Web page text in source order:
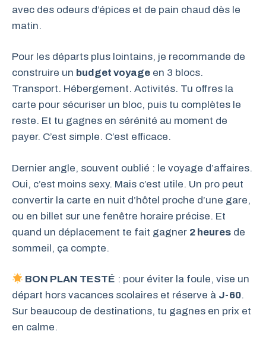
avec des odeurs d’épices et de pain chaud dès le
matin.
Pour les départs plus lointains, je recommande de
construire un budget voyage en 3 blocs.
Transport. Hébergement. Activités. Tu offres la
carte pour sécuriser un bloc, puis tu complètes le
reste. Et tu gagnes en sérénité au moment de
payer. C’est simple. C’est efficace.
Dernier angle, souvent oublié : le voyage d’affaires.
Oui, c’est moins sexy. Mais c’est utile. Un pro peut
convertir la carte en nuit d’hôtel proche d’une gare,
ou en billet sur une fenêtre horaire précise. Et
quand un déplacement te fait gagner 2 heures de
sommeil, ça compte.
BON PLAN TESTÉ : pour éviter la foule, vise un
départ hors vacances scolaires et réserve à J-60.
Sur beaucoup de destinations, tu gagnes en prix et
en calme.